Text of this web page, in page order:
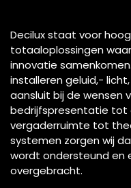
Decilux staat voor
totaaloplossingen
innovatie
installeren geluid,-
aansluit bij de wensen
bedrijfspresentatie tot
vergaderruimte tot
systemen zorgen wij
wordt ondersteund en
overgebracht.